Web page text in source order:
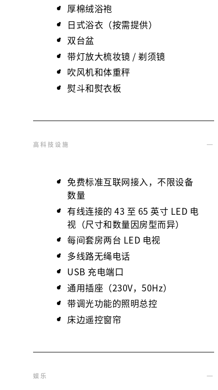
厚棉绒浴袍
日式浴衣（按需提供）
双台盆
带灯放大梳妆镜 / 剃须镜
吹风机和体重秤
熨斗和熨衣板
高科技设施
免费标准互联网接入，不限设备
数量
有线连接的 43 至 65 英寸 LED 电
视（尺寸和数量因房型而异）
每间套房两台 LED 电视
多线路无绳电话
USB 充电端口
通用插座（230V，50Hz）
带调光功能的照明总控
床边遥控窗帘
娱乐